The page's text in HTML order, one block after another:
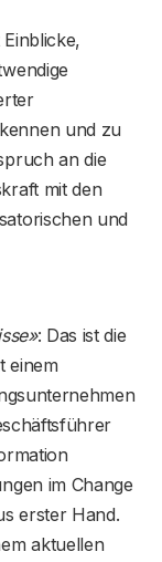
und zu
an die
mit den
und
: Das ist die
einem
im Change
erster Hand.
aktuellen